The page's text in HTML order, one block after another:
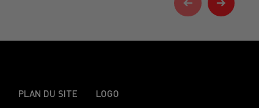
PLAN DU SITE LOGO